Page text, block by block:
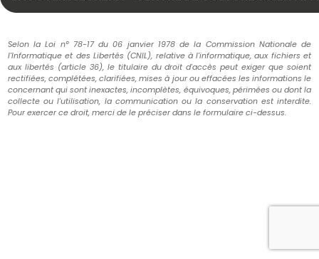
Selon la Loi n° 78-17 du 06 janvier 1978 de la Commission Nationale de
l'Informatique et des Libertés (CNIL), relative à l'informatique, aux fichiers et
aux libertés (article 36), le titulaire du droit d'accès peut exiger que soient
rectifiées, complétées, clarifiées, mises à jour ou effacées les informations le
concernant qui sont inexactes, incomplètes, équivoques, périmées ou dont la
collecte ou l'utilisation, la communication ou la conservation est interdite.
Pour exercer ce droit, merci de le préciser dans le formulaire ci-dessus.